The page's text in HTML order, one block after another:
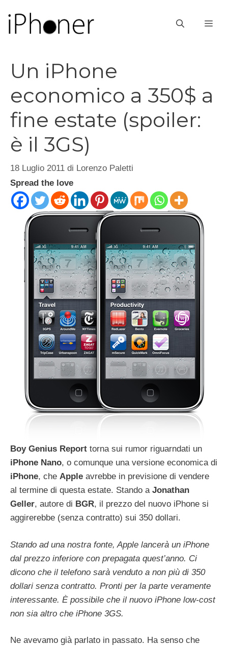
contenuto
Un iPhone
economico a 350$ a
fine estate (spoiler:
è il 3GS)
18 Luglio 2011 di Lorenzo Paletti
Spread the love
Boy Genius Report torna sui rumor riguarndati un
iPhone Nano, o comunque una versione economica di
iPhone, che Apple avrebbe in previsione di vendere
al termine di questa estate. Stando a Jonathan
Geller, autore di BGR, il prezzo del nuovo iPhone si
aggirerebbe (senza contratto) sui 350 dollari.
Stando ad una nostra fonte, Apple lancerà un iPhone
dal prezzo inferiore con prepagata quest’anno. Ci
dicono che il telefono sarà venduto a non più di 350
dollari senza contratto. Pronti per la parte veramente
interessante. È possibile che il nuovo iPhone low-cost
non sia altro che iPhone 3GS.
Ne avevamo già parlato in passato. Ha senso che